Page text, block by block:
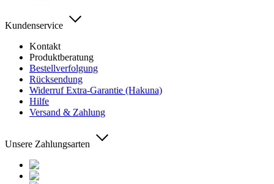
Kundenservice
Kontakt
Produktberatung
Bestellverfolgung
Rücksendung
Widerruf Extra-Garantie (Hakuna)
Hilfe
Versand & Zahlung
Unsere Zahlungsarten